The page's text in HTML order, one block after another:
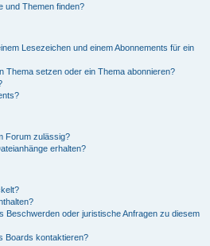
und Themen finden?
Lesezeichen und einem Abonnements für ein
Thema setzen oder ein Thema abonnieren?
Forum zulässig?
erhalten?
Beschwerden oder juristische Anfragen zu diesem
Boards kontaktieren?